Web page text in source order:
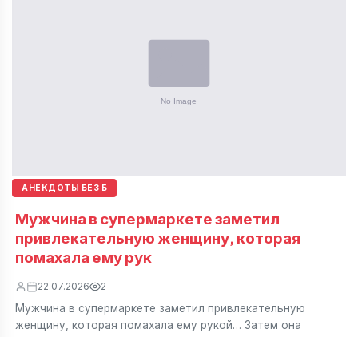
АНЕКДОТЫ БЕЗ Б
Мужчина в супермаркете заметил
привлекательную женщину, которая
помахала ему рук
22.07.2026 2
Мужчина в супермаркете заметил привлекательную
женщину, которая помахала ему рукой… Затем она